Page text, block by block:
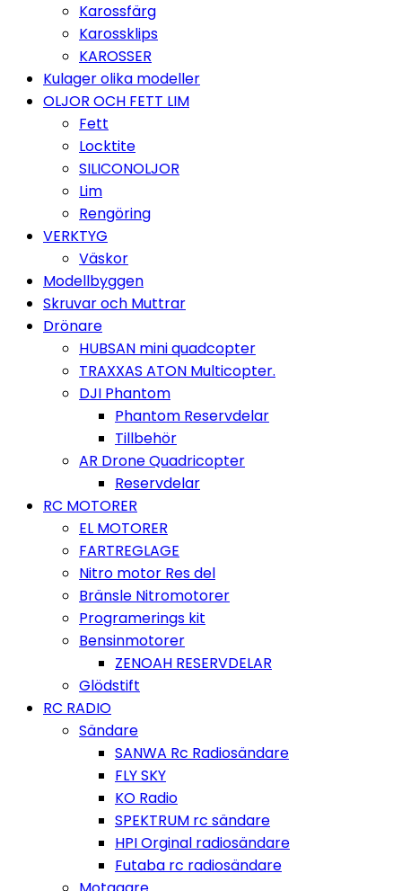
Karossfärg
Karossklips
KAROSSER
Kulager olika modeller
OLJOR OCH FETT LIM
Fett
Locktite
SILICONOLJOR
Lim
Rengöring
VERKTYG
Väskor
Modellbyggen
Skruvar och Muttrar
Drönare
HUBSAN mini quadcopter
TRAXXAS ATON Multicopter.
DJI Phantom
Phantom Reservdelar
Tillbehör
AR Drone Quadricopter
Reservdelar
RC MOTORER
EL MOTORER
FARTREGLAGE
Nitro motor Res del
Bränsle Nitromotorer
Programerings kit
Bensinmotorer
ZENOAH RESERVDELAR
Glödstift
RC RADIO
Sändare
SANWA Rc Radiosändare
FLY SKY
KO Radio
SPEKTRUM rc sändare
HPI Orginal radiosändare
Futaba rc radiosändare